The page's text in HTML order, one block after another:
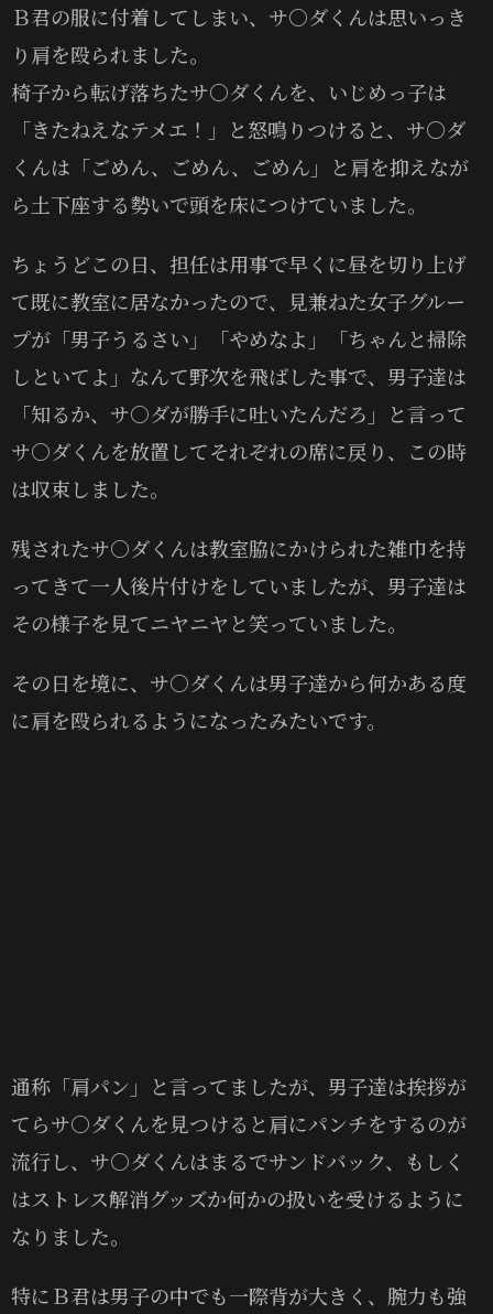
Ｂ君の服に付着してしまい、サ〇ダくんは思いっき
り肩を殴られました。
椅子から転げ落ちたサ〇ダくんを、いじめっ子は
「きたねえなテメエ！」と怒鳴りつけると、サ〇ダ
くんは「ごめん、ごめん、ごめん」と肩を抑えなが
ら土下座する勢いで頭を床につけていました。
ちょうどこの日、担任は用事で早くに昼を切り上げ
て既に教室に居なかったので、見兼ねた女子グルー
プが「男子うるさい」「やめなよ」「ちゃんと掃除
しといてよ」なんて野次を飛ばした事で、男子達は
「知るか、サ〇ダが勝手に吐いたんだろ」と言って
サ〇ダくんを放置してそれぞれの席に戻り、この時
は収束しました。
残されたサ〇ダくんは教室脇にかけられた雑巾を持
ってきて一人後片付けをしていましたが、男子達は
その様子を見てニヤニヤと笑っていました。
その日を境に、サ〇ダくんは男子達から何かある度
に肩を殴られるようになったみたいです。
通称「肩パン」と言ってましたが、男子達は挨拶が
てらサ〇ダくんを見つけると肩にパンチをするのが
流行し、サ〇ダくんはまるでサンドバック、もしく
はストレス解消グッズか何かの扱いを受けるように
なりました。
特にＢ君は男子の中でも一際背が大きく、腕力も強